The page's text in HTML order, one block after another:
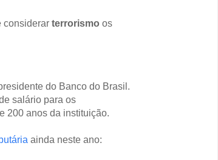
considerar terrorismo os
do Banco do Brasil.
salário para os
200 anos da instituição.
ainda neste ano: